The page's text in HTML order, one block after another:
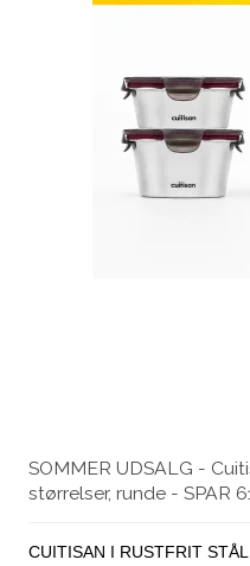
SOMMER UDSALG -
størrelser, runde - SPAR
CUITISAN I RUSTFRIT